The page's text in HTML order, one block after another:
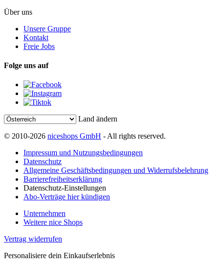
Über uns
Unsere Gruppe
Kontakt
Freie Jobs
Folge uns auf
Land ändern
© 2010-2026 niceshops GmbH - All rights reserved.
Impressum und Nutzungsbedingungen
Datenschutz
Allgemeine Geschäftsbedingungen und Widerrufsbelehrung
Barrierefreiheitserklärung
Datenschutz-Einstellungen
Abo-Verträge hier kündigen
Unternehmen
Weitere nice Shops
Vertrag widerrufen
Personalisiere dein Einkaufserlebnis